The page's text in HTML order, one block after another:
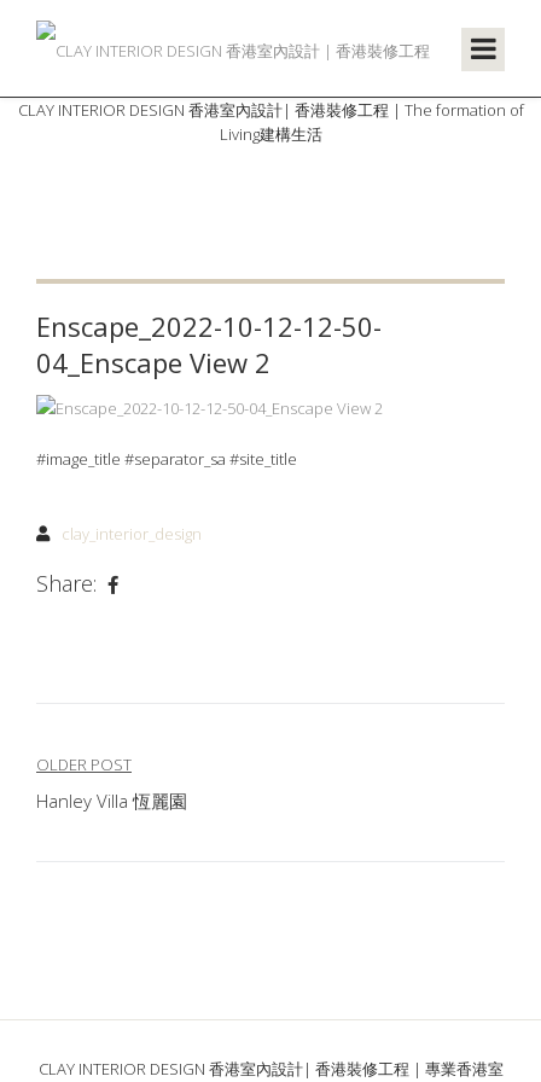
CLAY INTERIOR DESIGN 香港室內設計| 香港裝修工程 | The formation of
Living建構生活
Enscape_2022-10-12-12-50-
04_Enscape View 2
#image_title #separator_sa #site_title
clay_interior_design
Share:
文
章
OLDER POST
Hanley Villa 恆麗園
CLAY INTERIOR DESIGN 香港室內設計| 香港裝修工程 | 專業香港室